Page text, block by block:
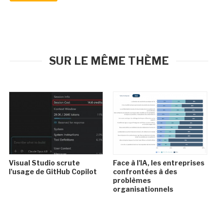
SUR LE MÊME THÈME
Visual Studio scrute
l'usage de GitHub Copilot
Face à l'IA, les entreprises
confrontées à des
problèmes
organisationnels